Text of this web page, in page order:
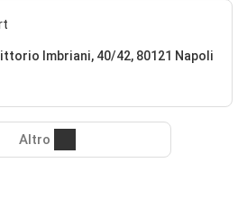
Imbriani, 40/42, 80121 Napoli
Altro